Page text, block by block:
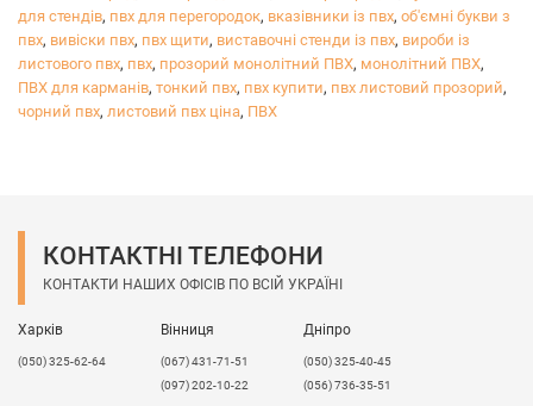
товщини від 2 до 8 мм будь-якого обсягу в
найкоротші терміни;
можливість виготовлення ПВХ без захисної
плівки з метою економії.
для стендів, пвх для перегородок, вказівники із пвх, об'ємні букви з
пвх, вивіски пвх, пвх щити, виставочні стенди із пвх, вироби із
листового пвх, пвх, прозорий монолітний ПВХ, монолітний ПВХ,
ПВХ для карманів, тонкий пвх, пвх купити, пвх листовий прозорий,
чорний пвх, листовий пвх ціна, ПВХ
КОНТАКТНІ ТЕЛЕФОНИ
КОНТАКТИ НАШИХ ОФІСІВ ПО ВСІЙ УКРАЇНІ
Харків
(050) 325-62-64
Вінниця
(067) 431-71-51
(097) 202-10-22
Дніпро
(050) 325-40-45
(056) 736-35-51